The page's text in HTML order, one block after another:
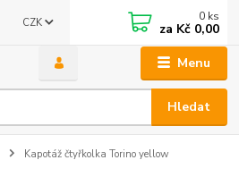
Menu
CZK
Hledat
0 ks
za Kč 0,00
Kapotáž čtyřkolka Torino yellow